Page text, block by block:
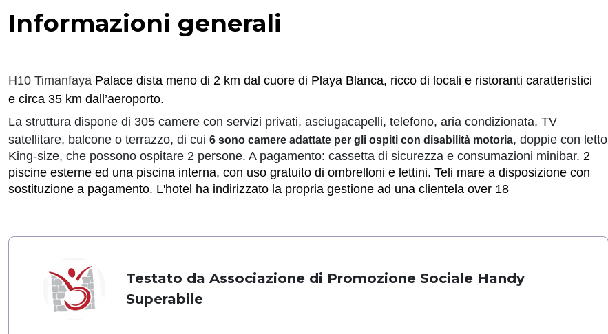
Informazioni generali
H10 Timanfaya Palace dista meno di 2 km dal cuore di Playa Blanca, ricco di locali e ristoranti caratteristici
e circa 35 km dall’aeroporto.
La struttura dispone di 305 camere con servizi privati, asciugacapelli, telefono, aria condizionata, TV
satellitare, balcone o terrazzo, di cui 6 sono camere adattate per gli ospiti con disabilità motoria, doppie con letto
King-size, che possono ospitare 2 persone. A pagamento: cassetta di sicurezza e consumazioni minibar. 2
piscine esterne ed una piscina interna, con uso gratuito di ombrelloni e lettini. Teli mare a disposizione con
sostituzione a pagamento. L'hotel ha indirizzato la propria gestione ad una clientela over 18
Testato da Associazione di Promozione Sociale Handy
Superabile